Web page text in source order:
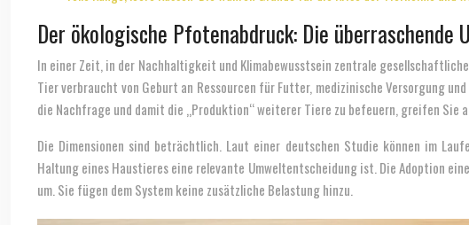
Der ökologische Pfotenabdruck: Die
In einer Zeit, in der Nachhaltigkeit und Klimabewusstsein zentrale
Tier verbraucht von Geburt an Ressourcen für Futter, medizinische Versorgung
die Nachfrage und damit die „Produktion“ weiterer Tiere zu befeuern, greifen
Die Dimensionen sind beträchtlich. Laut einer deutschen Studie können im
Haltung eines Haustieres eine relevante Umweltentscheidung ist. Die Adoption
um. Sie fügen dem System keine zusätzliche Belastung hinzu.